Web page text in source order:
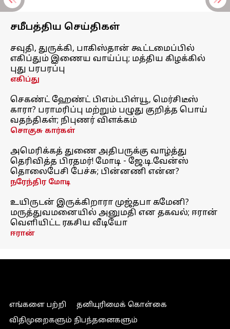
சமீபத்திய செய்திகள்
சவுதி, துருக்கி, பாகிஸ்தான் கூட்டமைப்பில்
எகிப்தும் இணைய வாய்ப்பு; மத்திய கிழக்கில்
புது பரபரப்பு
எகிப்து
செகண்ட் ஹேண்ட் பிஎம்டபிள்யூ, மெர்சிடீஸ்
காரா? பராமரிப்பு மற்றும் பழுது குறித்த பொய்
வதந்திகள்; நிபுணர் விளக்கம்
சொகுசு கார்கள்
அமெரிக்கத் துணை அதிபருக்கு வாழ்த்து
தெரிவித்த பிரதமர்! மோடி - ஜே.டி.வேன்ஸ்
தொலைபேசி பேச்சு; பின்னணி என்ன?
நரேந்திர மோடி
உயிருடன் இருக்கிறாரா முஜ்தபா கமேனி?
மருத்துவமனையில் அனுமதி என தகவல்; ஈரான்
வெளியிட்ட ரகசிய வீடியோ
ஈரான்
எங்களை பற்றி
தனியுரிமைக் கொள்கை
விதிமுறைகளும் நிபந்தனைகளும்